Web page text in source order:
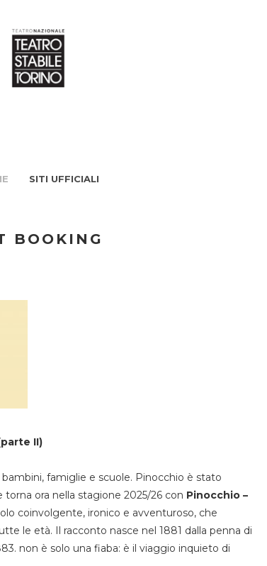
SITI UFFICIALI
BOOKING
II)
famiglie e scuole. Pinocchio è stato
ora nella stagione 2025/26 con Pinocchio –
coinvolgente, ironico e avventuroso, che
le età. Il racconto nasce nel 1881 dalla penna di
non è solo una fiaba: è il viaggio inquieto di